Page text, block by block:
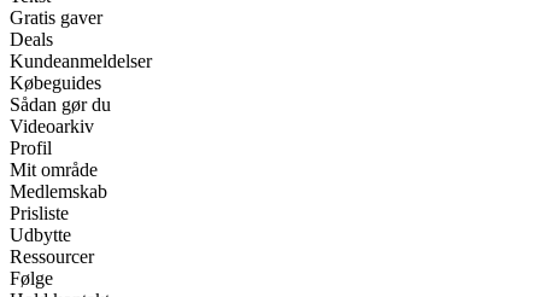
Gratis gaver
Deals
Kundeanmeldelser
Købeguides
Sådan gør du
Videoarkiv
Profil
Mit område
Medlemskab
Prisliste
Udbytte
Ressourcer
Følge